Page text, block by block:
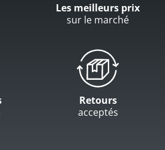
Les meilleurs prix
sur le marché
Retours
acceptés